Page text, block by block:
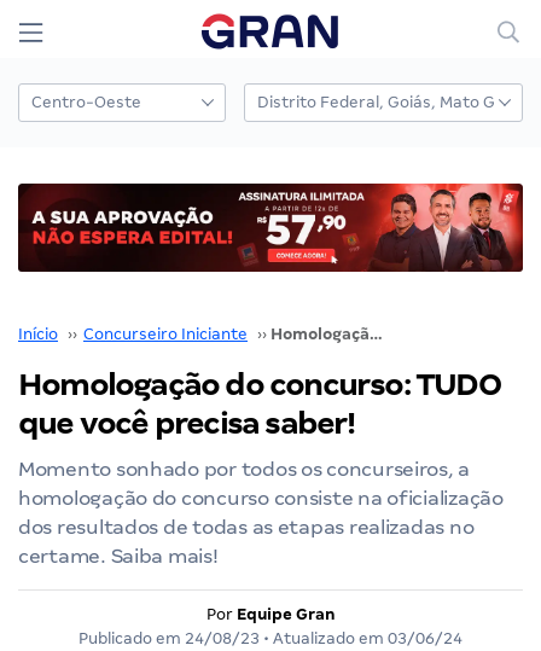
Início ›› Concurseiro Iniciante ›› Homologação do concurso: TUDO que você precisa saber!
Homologação do concurso: TUDO
que você precisa saber!
Momento sonhado por todos os concurseiros, a
homologação do concurso consiste na oficialização
dos resultados de todas as etapas realizadas no
certame. Saiba mais!
Por Equipe Gran
Publicado em 24/08/23 • Atualizado em 03/06/24